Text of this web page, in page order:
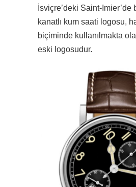
İsviçre’deki Saint-Imier’de
kanatlı kum saati logosu,
biçiminde kullanılmakta
eski logosudur.